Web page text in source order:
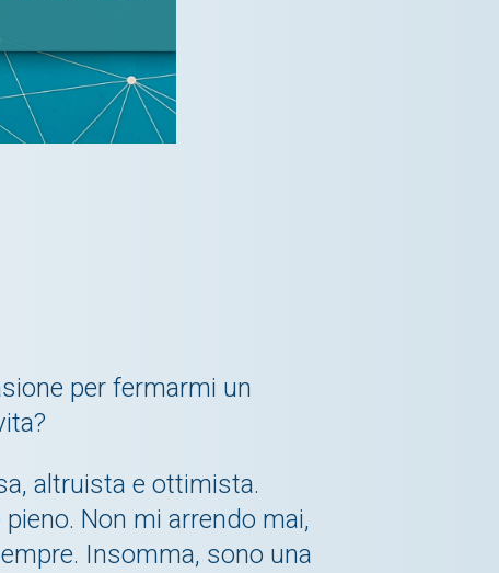
per fermarmi un
altruista e ottimista.
Non mi arrendo mai,
Insomma, sono una